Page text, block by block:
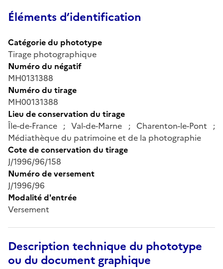
Éléments d’identification
Catégorie du phototype
Tirage photographique
Numéro du négatif
MH0131388
Numéro du tirage
MH00131388
Lieu de conservation du tirage
Île-de-France ; Val-de-Marne ; Charenton-le-Pont ;
Médiathèque du patrimoine et de la photographie
Cote de conservation du tirage
J/1996/96/158
Numéro de versement
J/1996/96
Modalité d'entrée
Versement
Description technique du phototype
ou du document graphique